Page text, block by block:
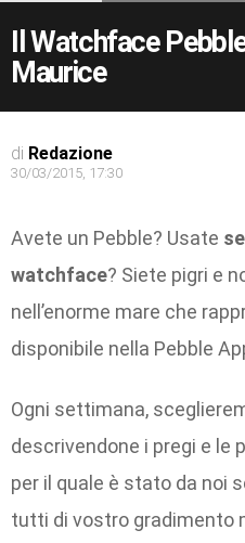
Il Watchface
Maurice
di Redazione
30/03/2015, 17:30
Avete un Pebble? Usate
watchface? Siete pigri e
nell’enorme mare che
disponibile nella Pebble
Ogni settimana,
descrivendone i pregi e
per il quale è stato da noi
tutti di vostro gradimento